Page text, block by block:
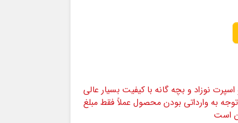
نوزاد و بچه گانه با کیفیت بسیار عالی
به وارداتی بودن محصول عملاً فقط مبلغ
است